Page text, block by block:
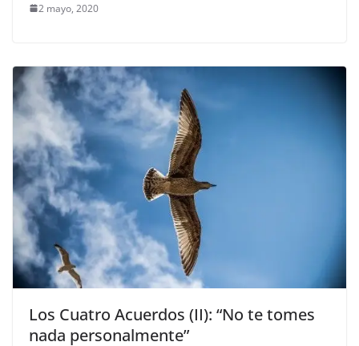
2 mayo, 2020
Los Cuatro Acuerdos (II): “No te tomes
nada personalmente”